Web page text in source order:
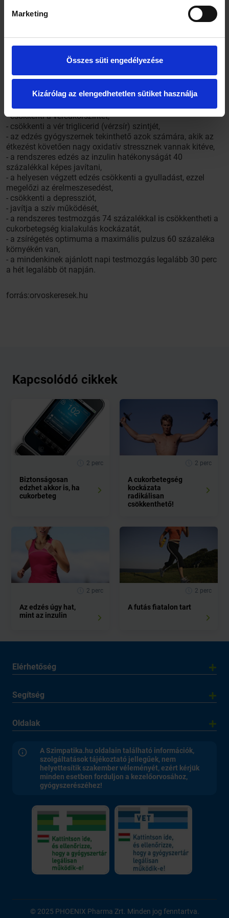
Marketing
Összes süti engedélyezése
Kizárólag az elengedhetetlen sütiket használja
cikkében részletesen foglalkozik az edzés-testmozgás és a
szervezet cukorháztartása, a cukorbetegség megelőzése és
szakmai tapasztalattal bír a testedzés, a cukorbetegség és
az anyagcserebetegségek témakörében. Sportorvosként,
oktatóként és kutatóként szerzett tapasztalatai minden
A rendszeres edzés hatásai a szervezetre:
- növeli a szervezet antioxidáns aktivitását,
- csökkenti a vércukorszintet,
- csökkenti a vér triglicerid (vérzsír) szintjét,
- az edzés gyógyszernek tekinthető azok számára, akik az
étkezést követően nagy oxidatív stressznek vannak kitéve,
- a rendszeres edzés az inzulin hatékonyságát 40
százalékkal képes javítani,
- a helyesen végzett edzés csökkenti a gyulladást, ezzel
megelőzi az érelmeszesedést,
- csökkenti a depressziót,
- javítja a szív működését,
- a rendszeres testmozgás 74 százalékkal is csökkentheti a
cukorbetegség kialakulás kockázatát,
- a zsírégetés optimuma a maximális pulzus 60 százaléka
környékén van,
- a mindenkinek ajánlott napi testmozgás legalább 30 perc
a hét legalább öt napján.
forrás:orvoskeresek.hu
Kapcsolódó cikkek
2 perc
Biztonságosan
edzhet akkor is, ha
cukorbeteg
2 perc
A cukorbetegség
kockázata
radikálisan
csökkenthető!
2 perc
Az edzés úgy hat,
mint az inzulin
2 perc
A futás fiatalon tart
Elérhetőség
Segítség
Oldalak
A Szimpatika.hu oldalain található információk,
szolgáltatások tájékoztató jellegűek, nem
helyettesítik szakember véleményét, ezért kérjük
minden esetben forduljon a kezelőorvosához,
gyógyszerészéhez!
© 2025 PHOENIX Pharma Zrt. Minden jog fenntartva.